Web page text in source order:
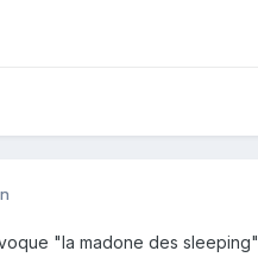
"la madone des sleeping"